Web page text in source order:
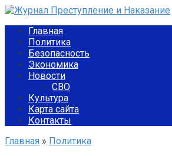
Перейти
контентуГлавная
Политика
Безопасность
Экономика
Новости
СВО
Культура
Карта сайта
Контакты
Главная » Политика